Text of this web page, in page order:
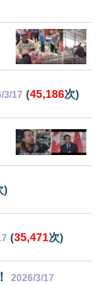
3/17 (45,186次)
)
(35,471次)
2026/3/17